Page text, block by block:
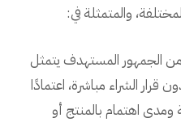
والمتمثلة في:
الجمهور المستهدف يتمثل
الشراء مباشرة، اعتمادًا
اهتمام بالمنتج أو